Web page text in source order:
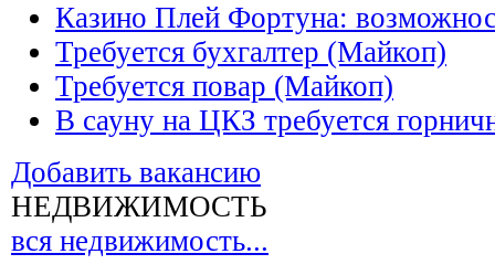
Казино Плей Фортуна:
Требуется бухгалтер (Майкоп)
Требуется повар (Майкоп)
В сауну на ЦКЗ требуется
Добавить вакансию
НЕДВИЖИМОСТЬ
вся недвижимость...